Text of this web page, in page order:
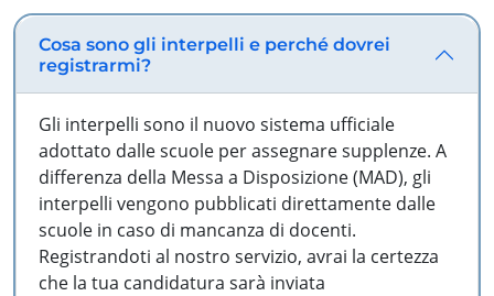
Cosa sono gli interpelli e perché dovrei
registrarmi?
Gli interpelli sono il nuovo sistema ufficiale
adottato dalle scuole per assegnare supplenze. A
differenza della Messa a Disposizione (MAD), gli
interpelli vengono pubblicati direttamente dalle
scuole in caso di mancanza di docenti.
Registrandoti al nostro servizio, avrai la certezza
che la tua candidatura sarà inviata